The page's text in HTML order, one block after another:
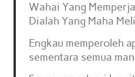
Wahai Yang
Dialah Yang Maha
Engkau memperoleh
sementara semua